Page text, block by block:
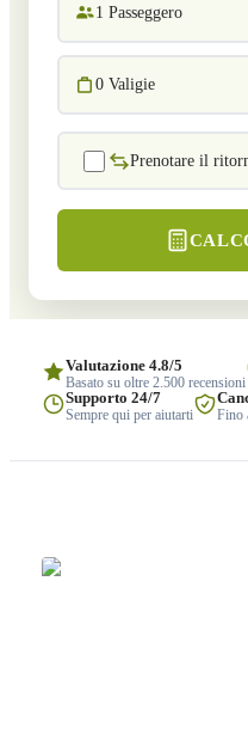
1 Passeggero
0 Valigie
Prenotare il
Valutazione 4.8/5
Basato su oltre 2.500 recensioni
Supporto 24/7
Sempre qui per aiutarti Fino